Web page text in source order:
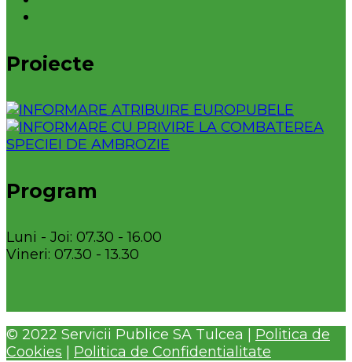
Proiecte
Program
Luni - Joi: 07.30 - 16.00
Vineri: 07.30 - 13.30
© 2022 Servicii Publice SA Tulcea | Politica de
Cookies
Politica de Confidentialitate